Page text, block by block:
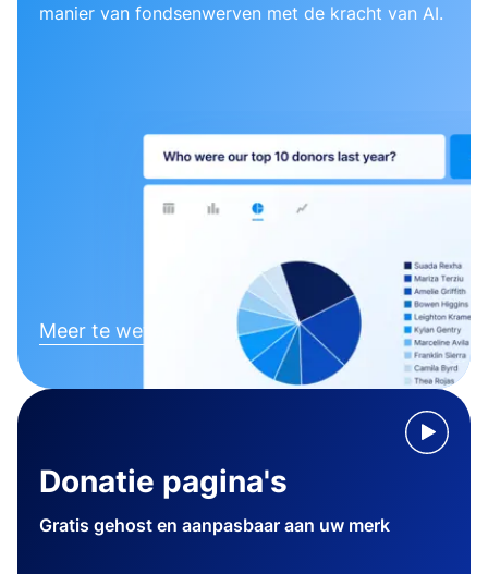
manier van fondsenwerven met de kracht van AI.
Meer te weten komen
Donatie pagina's
Gratis gehost en aanpasbaar aan uw merk